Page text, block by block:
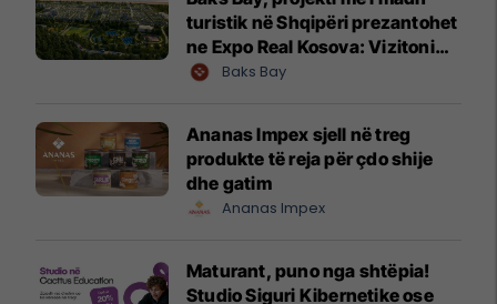
turistik në Shqipëri prezantohet
ne Expo Real Kosova: Vizitoni
shtandin dhe zbuloni
Baks Bay
Ananas Impex sjell në treg
produkte të reja për çdo shije
dhe gatim
Ananas Impex
Maturant, puno nga shtëpia!
Studio Siguri Kibernetike ose